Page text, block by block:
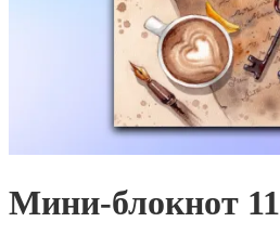
Мини-блокнот 11